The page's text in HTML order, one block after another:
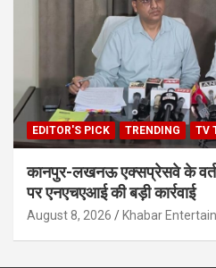
EDITOR'S PICK TRENDING TV
कानपुर-लखनऊ एक्सप्रेसवे के
पर एनएचएआई की बड़ी कार्रवाई
August 8, 2026 Khabar